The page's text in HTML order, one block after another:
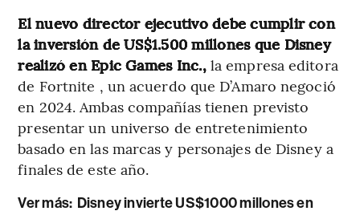
El nuevo director ejecutivo debe cumplir con
la inversión de US$1.500 millones que Disney
realizó en Epic Games Inc.,la empresa editora
de Fortnite , un acuerdo que D’Amaro negoció
en 2024. Ambas compañías tienen previsto
presentar un universo de entretenimiento
basado en las marcas y personajes de Disney a
finales de este año.
Ver más: Disney invierte US$1000 millones en